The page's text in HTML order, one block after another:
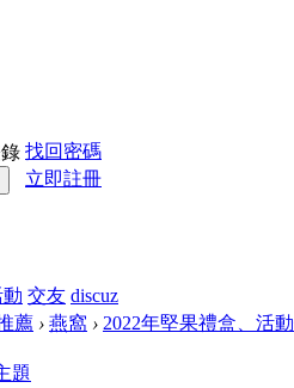
找回密碼
立即註冊
交友 discuz
薦 › 燕窩 › 2022年堅果禮盒、活